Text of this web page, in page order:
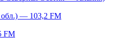
обл.) — 103,2 FM
FM